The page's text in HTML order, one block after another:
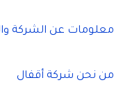
معلومات عن الشركة
من نحن شركة أقفال